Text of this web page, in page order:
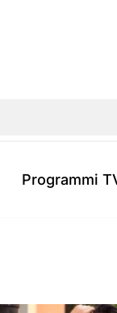
Programmi